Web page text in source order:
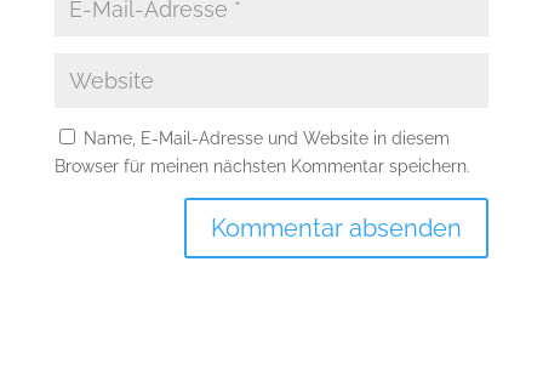
Name, E-Mail-Adresse und Website in diesem
Browser für meinen nächsten Kommentar speichern.